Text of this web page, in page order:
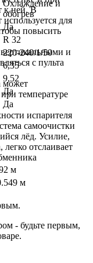
к ней. В
для
повысить
и
с пульта
может
температуре
испарителя
самоочистки
лёд. Усилие,
отслаивает
Охлаждение и
обогрев
Да
R 32
220-240/1/50
6,35
9,52
Да
Да
м
м
- будьте первым,